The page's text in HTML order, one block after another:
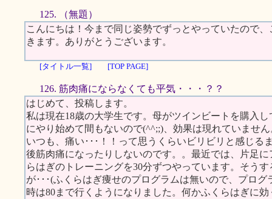
125. （無題）
こんにちは！今まで同じ姿勢でずっとやっていたので
きます。ありがとうございます。
[タイトル一覧] [TOP PAGE]
126. 筋肉痛にならなくても平気・・・？？
はじめて、投稿します。
私は現在18歳の大学生です。母がツインビートを購入
にやり始めて間もないので(^^;;)、効果は現れていません
いつも、痛い･･･！！って思うくらいビリビリと感じる
後筋肉痛になったりしないのです。。最近では、片足
らはぎのトレーニングを30分ずつやっています。そう
が･･･(ふくらはぎ痩せのプログラムは無いので、プロ
時は80まで行くようになりました。何かふくらはぎに